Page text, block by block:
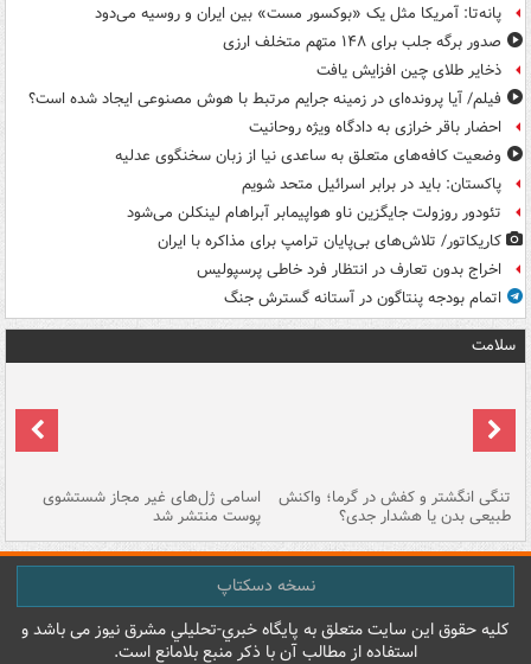
پانه‌تا: آمریکا مثل یک «بوکسور مست» بین ایران و روسیه می‌دود
صدور برگه جلب برای ۱۴۸ متهم متخلف ارزی
ذخایر طلای چین افزایش یافت
فیلم/ آیا پرونده‌ای در زمینه جرایم مرتبط با هوش مصنوعی ایجاد شده است؟
احضار باقر خرازی به دادگاه ویژه روحانیت
وضعیت کافه‌های متعلق به ساعدی نیا از زبان سخنگوی عدلیه
پاکستان: باید در برابر اسرائیل متحد شویم
تئودور روزولت جایگزین ناو هواپیمابر آبراهام لینکلن می‌شود
کاریکاتور/ تلاش‌های بی‌پایان ترامپ برای مذاکره با ایران
اخراج بدون تعارف در انتظار فرد خاطی پرسپولیس
اتمام بودجه پنتاگون در آستانه گسترش جنگ
سلامت
تنگی انگشتر و کفش در گرما؛ واکنش
طبیعی بدن یا هشدار جدی؟
اسامی ژل‌های غیر مجاز شستشوی
پوست منتشر شد
نسخه دسکتاپ
کليه حقوق اين سايت متعلق به پایگاه خبري-تحليلي مشرق نيوز می باشد و
استفاده از مطالب آن با ذکر منبع بلامانع است.